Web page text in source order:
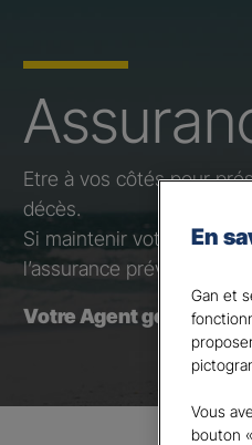
Etre à vos côtés pour
décès.
Si maintenir votre
l’assurance prévoyance
Votre Agent général
En
Gan et
Vous
bouton